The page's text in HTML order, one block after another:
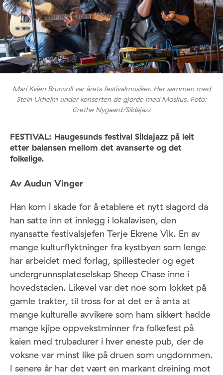
Mari Kvien Brunvoll var årets festivalmusiker. Her sammen med
Stein Urheim under konserten de gjorde med Moskus. Foto:
Grethe Nygaard/Sildajazz
FESTIVAL: Haugesunds festival Sildajazz på leit
etter balansen mellom det avanserte og det
folkelige.
Av Audun Vinger
Han kom i skade for å etablere et nytt slagord da
han satte inn et innlegg i lokalavisen, den
nyansatte festivalsjefen Terje Ekrene Vik. En av
mange kulturflyktninger fra kystbyen som lenge
har arbeidet med forlag, spillesteder og eget
undergrunnsplateselskap Sheep Chase inne i
hovedstaden. Likevel var det noe som lokket på
gamle trakter, til tross for at det er å anta at
mange kulturelle avvikere som ham sikkert hadde
mange kjipe oppvekstminner fra folkefest på
kaien med trubadurer i hver eneste pub, der de
voksne var minst like på druen som ungdommen.
I senere år har det vært en markant dreining mot